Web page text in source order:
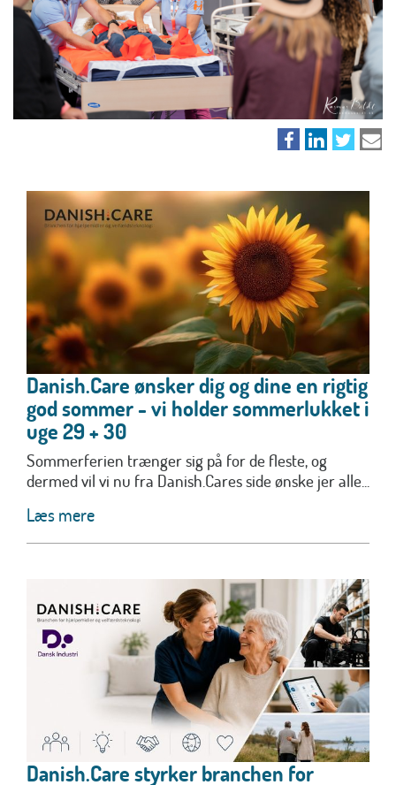
Danish.Care ønsker dig og dine en rigtig
god sommer - vi holder sommerlukket i
uge 29 + 30
Sommerferien trænger sig på for de fleste, og
dermed vil vi nu fra Danish.Cares side ønske jer alle...
Læs mere
Danish.Care styrker branchen for